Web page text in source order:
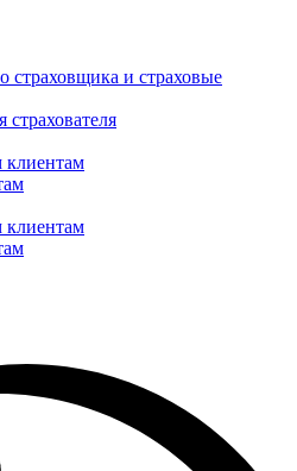
страховщика и страховые